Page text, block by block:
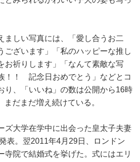
しい写真には、「愛し合うお二
ございます」「私のハッピーな推し
お祈りします」「なんて素敵な写
！！ 記念日おめでとう」などとコ
り、「いいね」の数は公開から16時
まだまだ増え続けている。
大学在学中に出会った皇太子夫妻
表。翌2011年4月29日、ロンドン
寺院で結婚式を挙げた。式にはエリ